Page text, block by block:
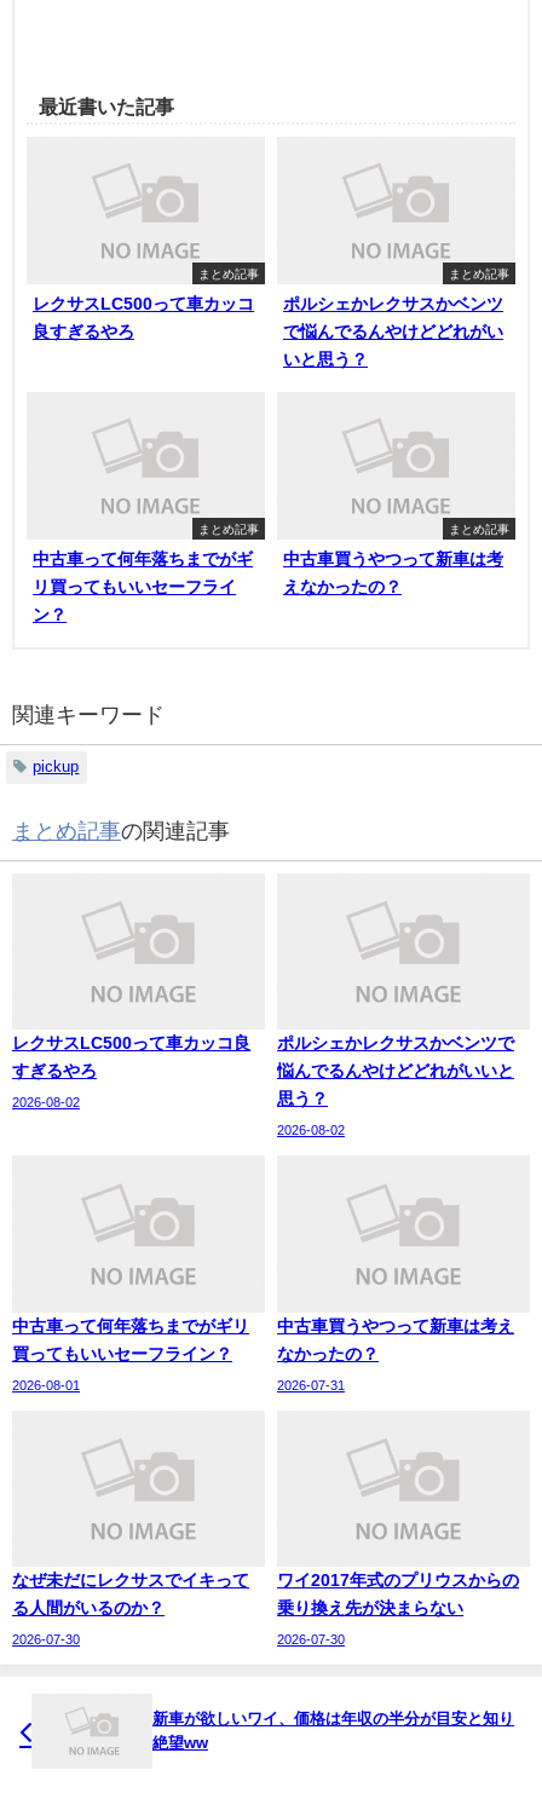
最近書いた記事
まとめ記事
レクサスLC500って車カッコ
良すぎるやろ
まとめ記事
ポルシェかレクサスかベンツ
で悩んでるんやけどどれがい
いと思う？
まとめ記事
中古車って何年落ちまでがギ
リ買ってもいいセーフライ
ン？
まとめ記事
中古車買うやつって新車は考
えなかったの？
関連キーワード
pickup
まとめ記事の関連記事
レクサスLC500って車カッコ良
すぎるやろ
2026-08-02
ポルシェかレクサスかベンツで
悩んでるんやけどどれがいいと
思う？
2026-08-02
中古車って何年落ちまでがギリ
買ってもいいセーフライン？
2026-08-01
中古車買うやつって新車は考え
なかったの？
2026-07-31
なぜ未だにレクサスでイキって
る人間がいるのか？
2026-07-30
ワイ2017年式のプリウスからの
乗り換え先が決まらない
2026-07-30
新車が欲しいワイ、価格は年収の半分が目安と知り
絶望ww